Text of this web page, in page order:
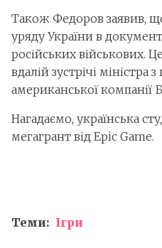
Також Федоров заявив,
уряду України в
російських військових.
вдалій зустрічі міністра
американської компанії
Нагадаємо, українська
мегагрант від Epic Game.
Теми: Ігри